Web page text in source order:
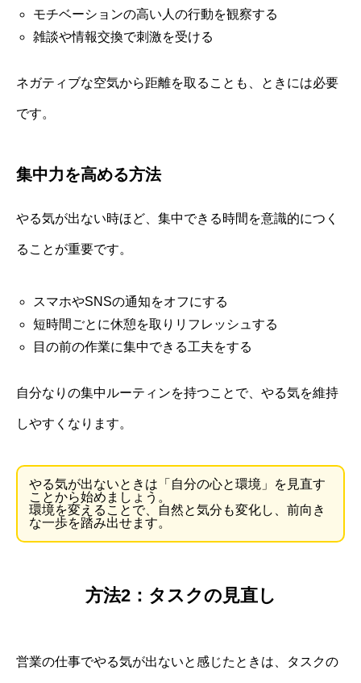
モチベーションの高い人の行動を観察する
雑談や情報交換で刺激を受ける
ネガティブな空気から距離を取ることも、ときには必要
です。
集中力を高める方法
やる気が出ない時ほど、集中できる時間を意識的につく
ることが重要です。
スマホやSNSの通知をオフにする
短時間ごとに休憩を取りリフレッシュする
目の前の作業に集中できる工夫をする
自分なりの集中ルーティンを持つことで、やる気を維持
しやすくなります。
やる気が出ないときは「自分の心と環境」を見直す
ことから始めましょう。
環境を変えることで、自然と気分も変化し、前向き
な一歩を踏み出せます。
方法2：タスクの見直し
営業の仕事でやる気が出ないと感じたときは、タスクの